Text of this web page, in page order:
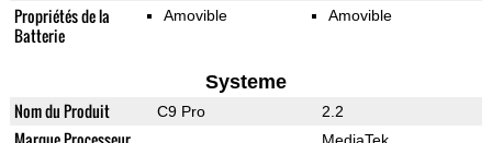
Propriétés de la
Batterie
Amovible Amovible
Systeme
Nom du Produit C9 Pro 2.2